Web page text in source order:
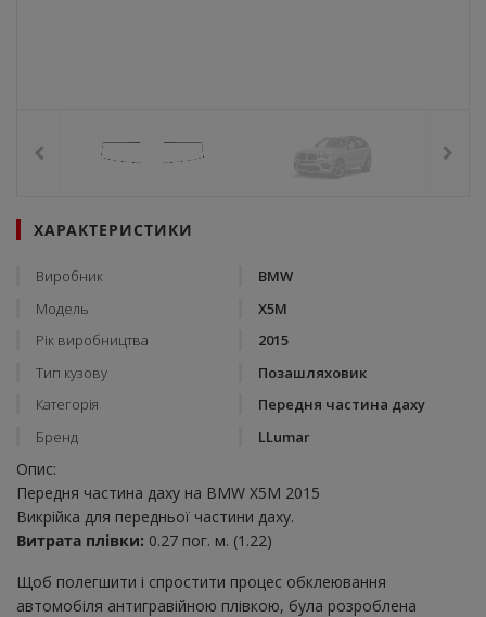
ХАРАКТЕРИСТИКИ
Виробник
BMW
Модель
X5M
Рік виробництва
2015
Тип кузову
Позашляховик
Категорія
Передня частина даху
Бренд
LLumar
Опис:
Передня частина даху на BMW X5M 2015
Викрійка для передньої частини даху.
Витрата плівки: 0.27 пог. м. (1.22)
Щоб полегшити і спростити процес обклеювання
автомобіля антигравійною плівкою, була розроблена